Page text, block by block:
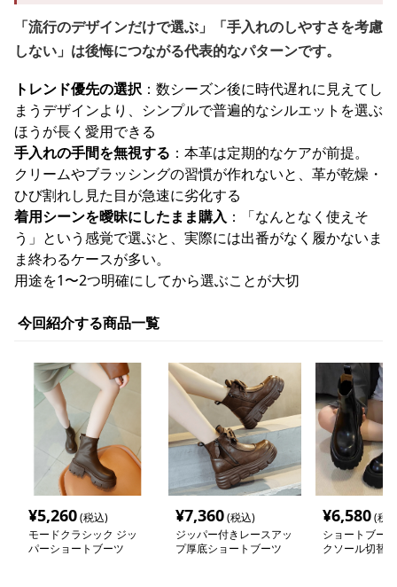
「流行のデザインだけで選ぶ」「手入れのしやすさを考慮
しない」は後悔につながる代表的なパターンです。
トレンド優先の選択 ：数シーズン後に時代遅れに見えてし
まうデザインより、シンプルで普遍的なシルエットを選ぶ
ほうが長く愛用できる
手入れの手間を無視する ：本革は定期的なケアが前提。
クリームやブラッシングの習慣が作れないと、革が乾燥・
ひび割れし見た目が急速に劣化する
着用シーンを曖昧にしたまま購入 ：「なんとなく使えそ
う」という感覚で選ぶと、実際には出番がなく履かないま
ま終わるケースが多い。
用途を1〜2つ明確にしてから選ぶことが大切
今回紹介する商品一覧
¥5,260(税込)
モードクラシック ジッ
パーショートブーツ
¥7,360(税込)
ジッパー付きレースアッ
プ厚底ショートブーツ
¥6,580(税
ショートブー
クソール切替